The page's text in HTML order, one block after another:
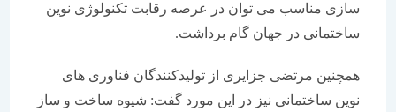
سازی مناسب می توان در عرصه رقابت تکنولوژی نوین
ساختمانی در جهان گام برداشت.
همچنین مرتضی جزایری از تولیدکنندگان فناوری های
نوین ساختمانی نیز در این مورد گفت: شیوه ساخت و ساز